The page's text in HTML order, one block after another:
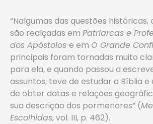
“Nalgumas das questões históricas,
são realçadas em Patriarcas e
dos Apóstolos e em O Grande
principais foram tornadas muito
para ela, e quando passou a
assuntos, teve de estudar a Bíblia e
de obter datas e relações
sua descrição dos pormenores” (
Escolhidas, vol. III, p. 462).